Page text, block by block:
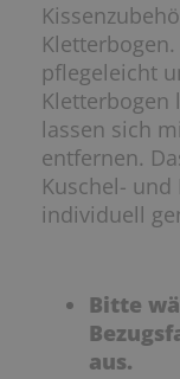
pflegeleicht
Kletterbogen
lassen sich
entfernen.
Kuschel- und
individuell
Bitte
aus.